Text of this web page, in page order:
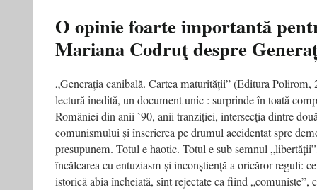
O opinie foarte importantă
Mariana Codruţ despre
„Generația canibală. Cartea maturității” (Editura Polirom,
lectură inedită, un document unic : surprinde în toată
României din anii `90, anii tranziției, intersecția dintre
comunismului și înscrierea pe drumul accidentat spre
presupunem. Totul e haotic. Totul e sub semnul
încălcarea cu entuziasm și inconștiență a oricăror reguli:
istorică abia încheiată, sînt rejectate ca fiind „comuniste”,